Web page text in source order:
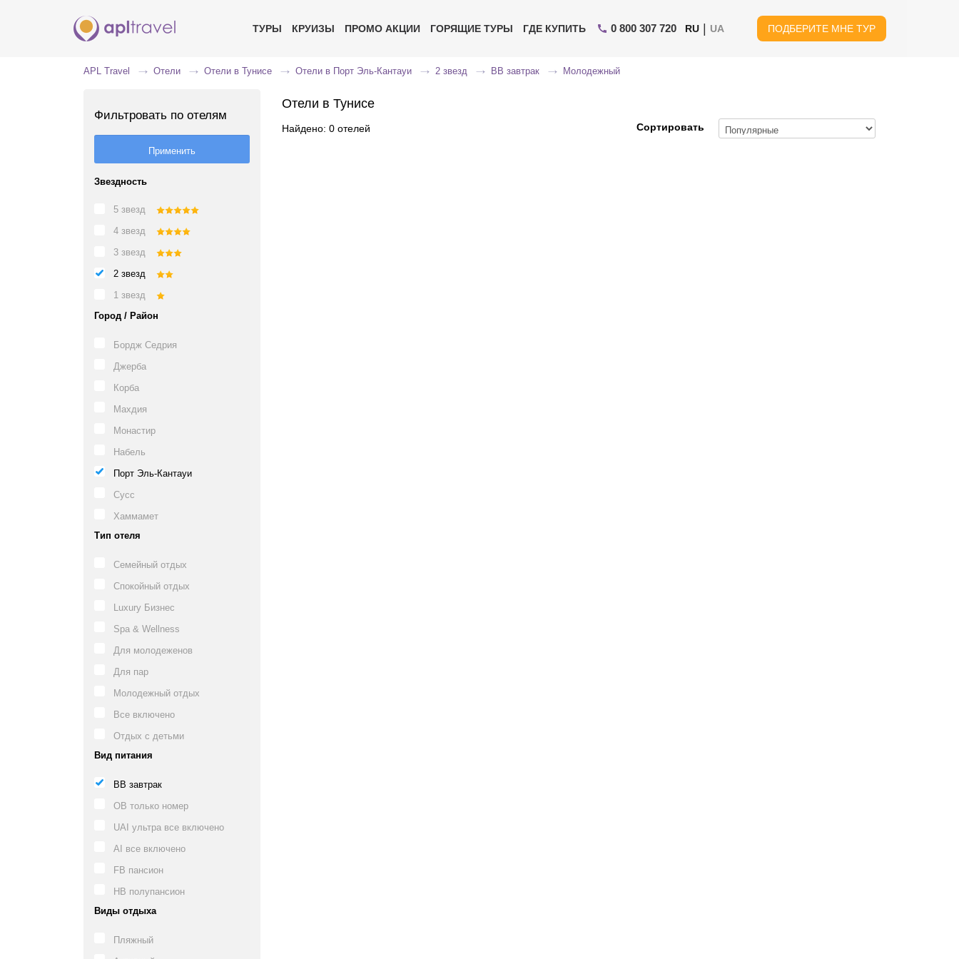
ТУРЫ КРУИЗЫ ПРОМО АКЦИИ ГОРЯЩИЕ ТУРЫ ГДЕ КУПИТЬ 0 800 307 720 RU | UA ПОДБЕРИТЕ МНЕ ТУР
APL Travel Отели Отели в Тунисе Отели в Порт Эль-Кантауи 2 звезд BB завтрак Молодежный
Фильтровать по отелям
Звездность
5 звезд
4 звезд
3 звезд
2 звезд
1 звезд
Город / Район
Бордж Седрия
Джерба
Корба
Махдия
Монастир
Набель
Порт Эль-Кантауи
Сусс
Хаммамет
Тип отеля
Семейный отдых
Спокойный отдых
Luxury Бизнес
Spa & Wellness
Для молодеженов
Для пар
Молодежный отдых
Все включено
Отдых с детьми
Вид питания
BB завтрак
OB только номер
UAI ультра все включено
AI все включено
FB пансион
HB полупансион
Виды отдыха
Пляжный
Отели в Тунисе
Найдено: 0 отелей Сортировать